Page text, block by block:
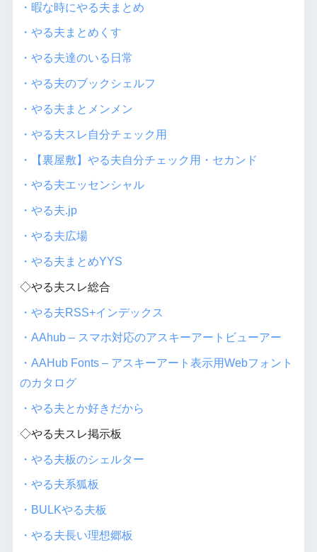
・暇な時にやる夫まとめ
・やる夫まとめくす
・やる夫達のいる日常
・やる夫のブックシェルフ
・やる夫まとメンメン
・やる夫スレ自分チェック用
・【裏屋敷】やる夫自分チェック用・セカンド
・やる夫エッセンシャル
・やる夫.jp
・やる夫広場
・やる夫まとめYYS
◇やる夫スレ総合
・やる夫RSS+インデックス
・AAhub – スマホ対応のアスキーアートビューアー
・AAHub Fonts – アスキーアート表示用Webフォント
のカタログ
・やる夫とか好きだから
◇やる夫スレ掲示板
・やる夫板のシェルター
・やる夫系狐板
・BULKやる夫板
・やる夫長い理想郷板